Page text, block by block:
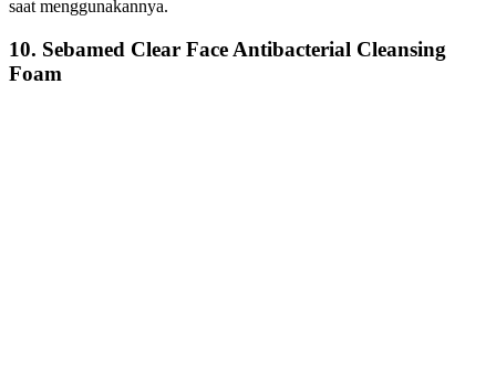
saat menggunakannya.
10. Sebamed Clear Face Antibacterial Cleansing
Foam